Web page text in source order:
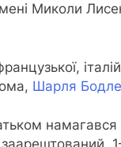
Миколи
Шарля